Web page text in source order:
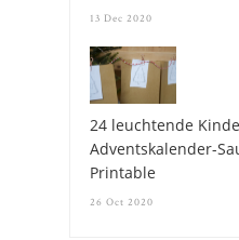
13 Dec 2020
24 leuchtende
Adventskalender-
Printable
26 Oct 2020